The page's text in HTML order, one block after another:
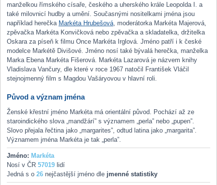
manželkou římského císaře, českého a uherského krále Leopolda I. a
také milovnicí hudby a umění. Současnými nositelkami jména jsou
například herečka Markéta Hrubešová, moderátorka Markéta Majerová,
zpěvačka Markéta Konvičková nebo zpěvačka a skladatelka, držitelka
Oskara za píseň k filmu Once Markéta Irglová. Jméno patří i k české
modelce Markétě Divišové. Jméno nosí také bývalá herečka, manželka
Marka Ebena Markéta Fišerová. Markéta Lazarová je názvem knihy
Vladislava Vančury, dle které v roce 1967 natočil František Vláčil
stejnojmenný film s Magdou Vašáryovou v hlavní roli.
Původ a význam jména
Ženské křestní jméno Markéta má orientální původ. Pochází až ze
staroindického slova „mandžárí” s významem „perla” nebo „pupen”.
Slovo přejala řečtina jako „margarites”, odtud latina jako „margarita”.
Významem jména Markéta je tak „perla”.
Jméno: Markéta
Nosí v ČR 57019lidí
Jedná s o 26nejčastější jméno dle jmenné statistiky